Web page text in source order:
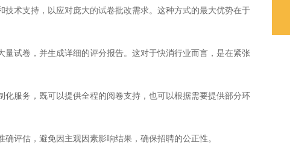
术支持，以应对庞大的试卷批改需求。这种方式的最大优势在于
试卷，并生成详细的评分报告。这对于快消行业而言，是在紧张
服务，既可以提供全程的阅卷支持，也可以根据需要提供部分环
估，避免因主观因素影响结果，确保招聘的公正性。